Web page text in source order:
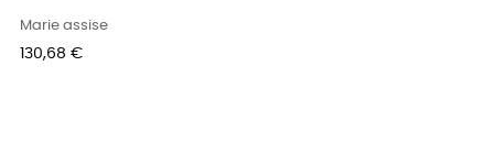
Marie assise
Prix
130,68 €